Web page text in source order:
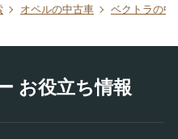
オペルの中古車 ベクトラの中
お役立ち情報